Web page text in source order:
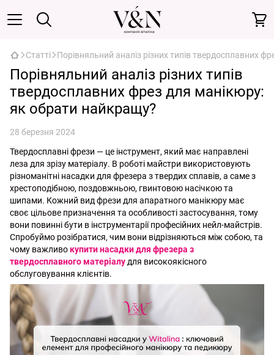
Статті Порівняльний аналіз різних типів твердосплавних
Порівняльний аналіз різних типів
твердосплавних фрез для манікюру:
як обрати найкращу?
28 березня 2024
Твердосплавні фрези — це інструмент, який має направлені
леза для зрізу матеріалу. В роботі майстри використовують
різноманітні насадки для фрезера з твердих сплавів, а саме з
хрестоподібною, поздовжньою, гвинтовою насічкою та
шипами. Кожний вид фрези для апаратного манікюру має
своє цільове призначення та особливості застосування, тому
вони повинні бути в інструментарії професійних нейл-майстрів.
Спробуймо розібратися, чим вони відрізняються між собою, та
чому важливокупити насадки для фрезера з
твердосплавного матеріалу для високоякісного
обслуговування клієнтів.